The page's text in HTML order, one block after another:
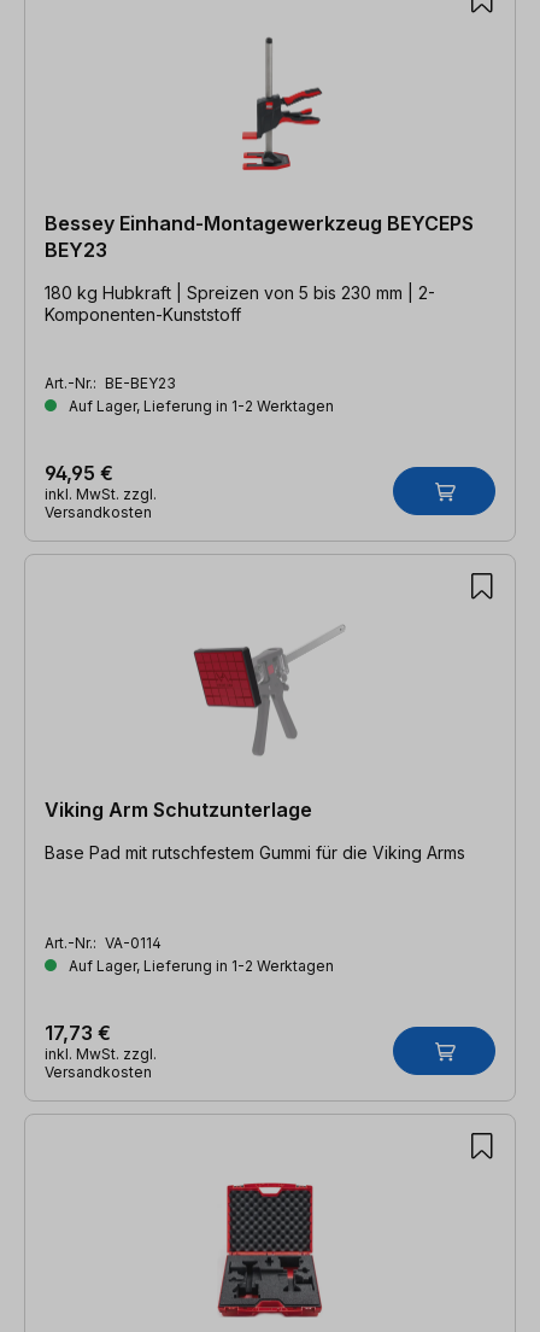
Bessey Einhand-Montagewerkzeug BEYCEPS
BEY23
180 kg Hubkraft | Spreizen von 5 bis 230 mm | 2-
Komponenten-Kunststoff
Art.-Nr.: BE-BEY23
Auf Lager, Lieferung in 1-2 Werktagen
94,95 €
inkl. MwSt. zzgl.
Versandkosten
Viking Arm Schutzunterlage
Base Pad mit rutschfestem Gummi für die Viking Arms
Art.-Nr.: VA-0114
Auf Lager, Lieferung in 1-2 Werktagen
17,73 €
inkl. MwSt. zzgl.
Versandkosten